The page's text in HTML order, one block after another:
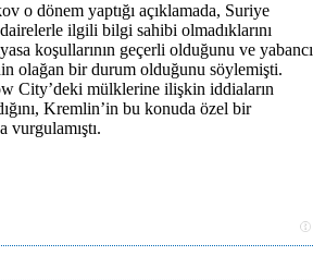
o dönem yaptığı açıklamada, Suriye
ilgili bilgi sahibi olmadıklarını
koşullarının geçerli olduğunu ve yabancı
olağan bir durum olduğunu söylemişti.
City’deki mülklerine ilişkin iddiaların
Kremlin’in bu konuda özel bir
vurgulamıştı.